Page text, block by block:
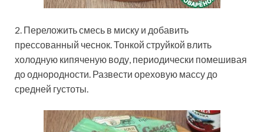
2. Переложить смесь в миску и добавить
прессованный чеснок. Тонкой струйкой влить
холодную кипяченую воду, периодически помешивая
до однородности. Развести ореховую массу до
средней густоты.